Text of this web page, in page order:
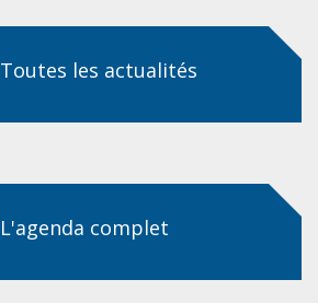
Toutes les actualités
L'agenda complet